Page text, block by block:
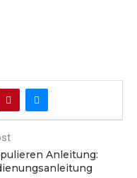
Anleitung: